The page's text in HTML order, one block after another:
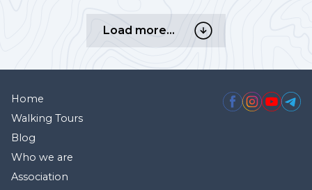
Load more…
Load
more…
Home
Walking Tours
Blog
Who we are
Association